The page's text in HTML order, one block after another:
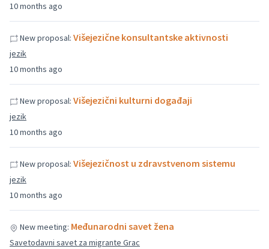
10 months ago
10 months ago
New proposal: Višejezične konsultantske aktivnosti
jezik
10 months ago
New proposal: Višejezični kulturni događaji
jezik
10 months ago
New proposal: Višejezičnost u zdravstvenom sistemu
jezik
New meeting: Međunarodni savet žena
Savetodavni savet za migrante Grac